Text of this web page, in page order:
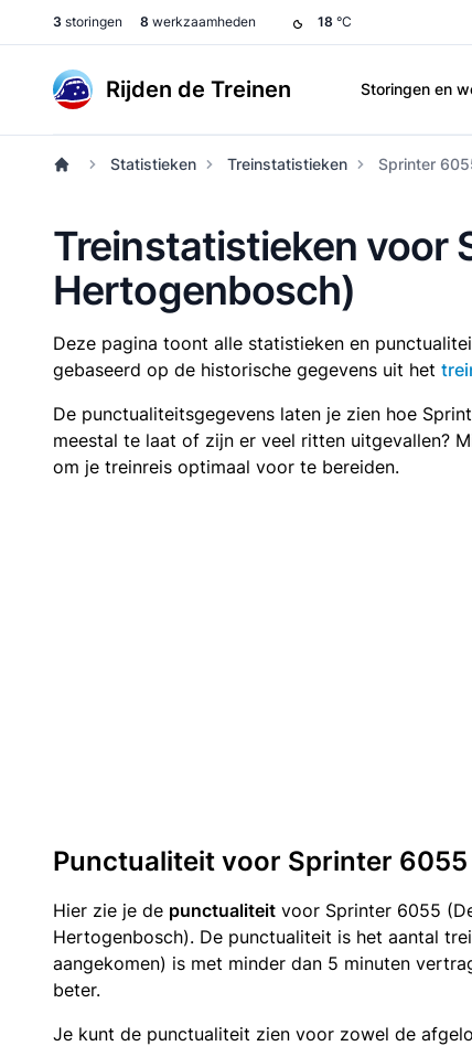
3 storingen 8 werkzaamheden 18 °C
Rijden de Treinen Storingen en
Statistieken Treinstatistieken Sprinter
Treinstatistieken voor
Hertogenbosch)
Deze pagina toont alle statistieken en
gebaseerd op de historische gegevens uit het
De punctualiteitsgegevens laten je zien hoe
meestal te laat of zijn er veel ritten uitgevallen?
om je treinreis optimaal voor te bereiden.
Punctualiteit voor Sprinter 6055
Hier zie je de punctualiteit voor Sprinter 6055
Hertogenbosch). De punctualiteit is het aantal
aangekomen) is met minder dan 5 minuten
beter.
Je kunt de punctualiteit zien voor zowel de